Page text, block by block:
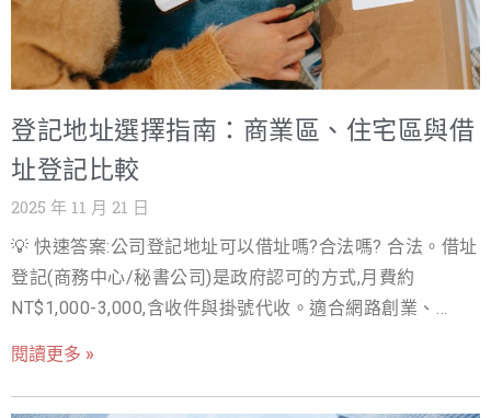
以有效地將高稅率的個人所得轉化為低稅率的公司所得。
稅
增長，例如在 114 年 1 月至 9 月間，全台新設立公司總數
超過 3.2 萬家，顯示出台灣蓬勃的創業動能。然而，這股熱
潮背後，是創業者必須面對繁瑣、複雜且不斷變動的法規
向各主管機關申請公司登記、營業登記，每一個環節都充
滿了時間成本與潛在的錯誤風險。一旦文件準備不齊或流
本就緊繃的創業時程雪上加霜。這正是尋求專業代辦公司
設立服務的關鍵原因！ 為什麼需要代辦公司設立？自行辦
理與委託代辦的差異分析 許多創業者在初期會考慮自行辦
理公司設立，以節省費用。然而，當您深入了解整個流程
後，會發現時間與專業知識的成本遠高於代辦費用。 1. 自
登記地址選擇指南：商業區、住宅區與借
址登記比較
2025 年 11 月 21 日
💡 快速答案:公司登記地址可以借址嗎?合法嗎? 合法。借址
登記(商務中心/秘書公司)是政府認可的方式,月費約
NT$1,000-3,000,含收件與掛號代收。適合網路創業、
中心、確認可配合國稅局訪查、發票地址與實際營業地一
致性要處理好。 登記地址不只是個地址，更是企業合規與
閱讀更多 »